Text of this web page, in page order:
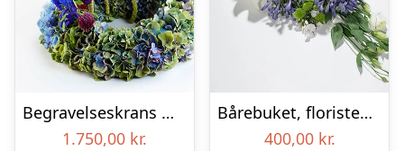
Begravelseskrans med hortensia og farverige detaljer – Blomster til begravelse
1.750,00 kr.
Bårebuket, floristens valg – Blomster til begravelse
400,00 kr.